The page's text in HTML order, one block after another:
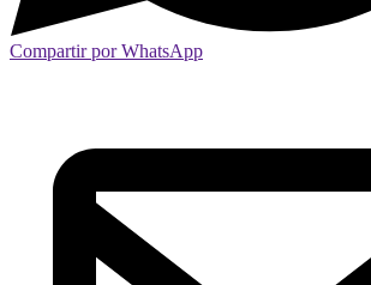
Compartir por WhatsApp